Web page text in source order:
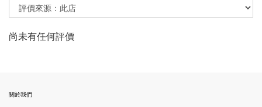
尚未有任何評價
關於我們